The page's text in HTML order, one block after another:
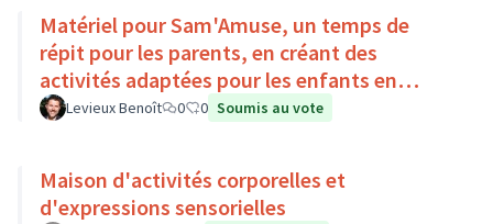
Matériel pour Sam'Amuse, un temps de
répit pour les parents, en créant des
activités adaptées pour les enfants en
situation de handicap
Levieux Benoît 0 0 Soumis au vote
Maison d'activités corporelles et
d'expressions sensorielles